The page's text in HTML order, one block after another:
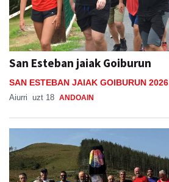
San Esteban jaiak Goiburun
SAN ESTEBAN JAIAK GOIBURUN 2026
Aiurri uzt 18 ANDOAIN